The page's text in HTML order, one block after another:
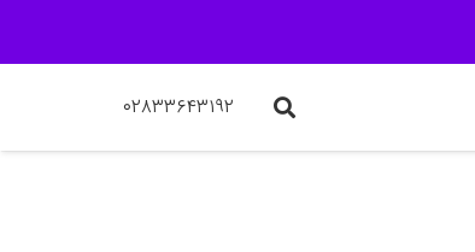
۰۲۸۳۳۶۴۳۱۹۲